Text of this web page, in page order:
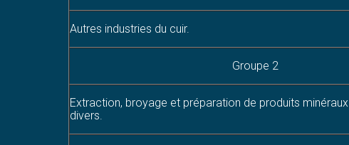
Autres industries du cuir.
Groupe 2
Extraction, broyage et préparation de produits minéraux
divers.